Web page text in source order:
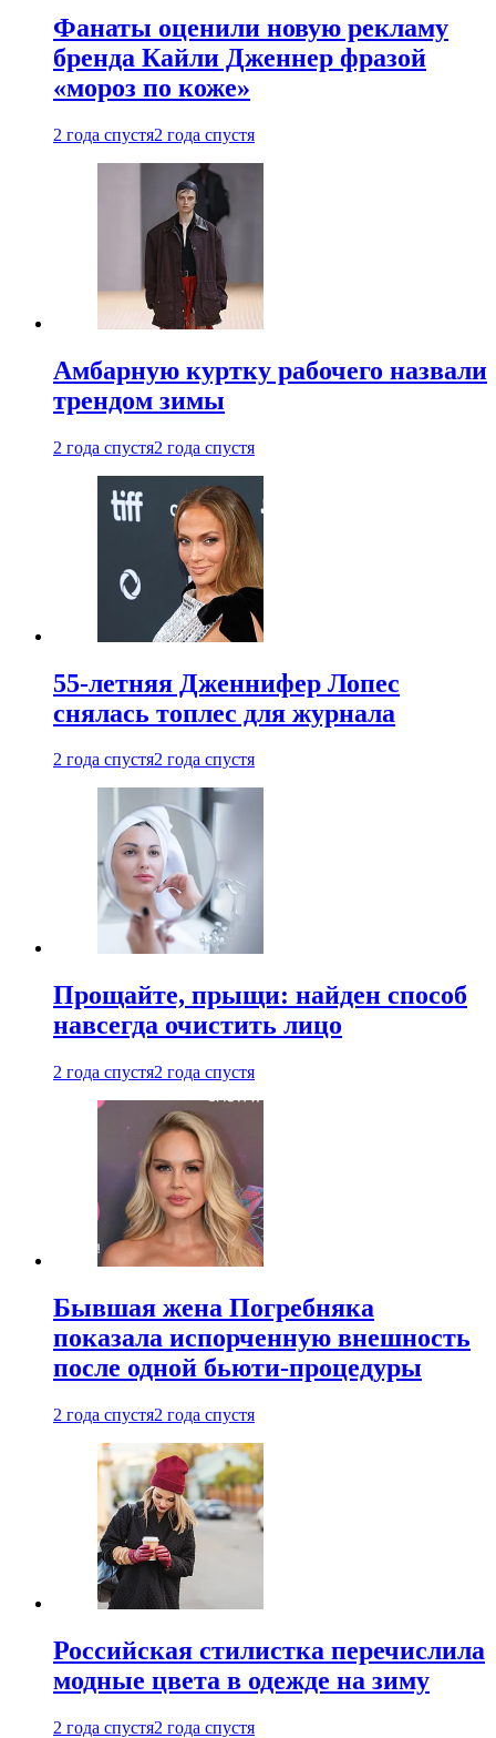
Фанаты оценили новую рекламу
бренда Кайли Дженнер фразой
«мороз по коже»
2 года спустя2 года спустя
Амбарную куртку рабочего назвали
трендом зимы
2 года спустя2 года спустя
55-летняя Дженнифер Лопес
снялась топлес для журнала
2 года спустя2 года спустя
Прощайте, прыщи: найден способ
навсегда очистить лицо
2 года спустя2 года спустя
Бывшая жена Погребняка
показала испорченную внешность
после одной бьюти-процедуры
2 года спустя2 года спустя
Российская стилистка перечислила
модные цвета в одежде на зиму
2 года спустя2 года спустя